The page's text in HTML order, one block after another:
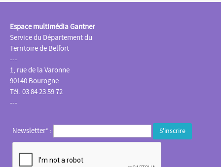
Espace multimédia Gantner
Service du Département du
Territoire de Belfort
---
1, rue de la Varonne
90140 Bourogne
Tél. 03 84 23 59 72
---
Newsletter* :